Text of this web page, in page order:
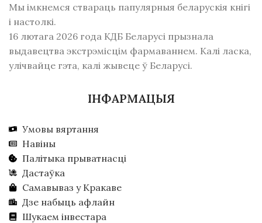
Мы імкнемся ствараць папулярныя беларускія кнігі
і настолкі.
16 лютага 2026 года КДБ Беларусі прызнала
выдавецтва экстрэмісцім фармаваннем. Калі ласка,
улічвайце гэта, калі жывеце ў Беларусі.
ІНФАРМАЦЫЯ
Умовы вяртання
Навіны
Палітыка прыватнасці
Дастаўка
Самавываз у Кракаве
Дзе набыць афлайн
Шукаем інвестара